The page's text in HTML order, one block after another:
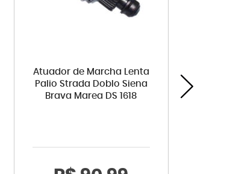
Atuador de Marcha Lenta
Palio Strada Doblo Siena
Brava Marea DS 1618